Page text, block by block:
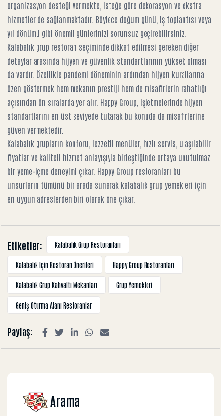
organizasyon desteği vermekte, isteğe göre dekorasyon ve ekstra
hizmetler de sağlanmaktadır. Böylece doğum günü, iş toplantısı veya
yıl dönümü gibi önemli günlerinizi sorunsuz geçirebilirsiniz.
Kalabalık grup restoran seçiminde dikkat edilmesi gereken diğer
detaylar arasında hijyen ve güvenlik standartlarının yüksek olması
da vardır. Özellikle pandemi döneminin ardından hijyen kurallarına
özen göstermek hem mekanın prestiji hem de misafirlerin rahatlığı
açısından ön sıralarda yer alır. Happy Group, işletmelerinde hijyen
standartlarını en üst seviyede tutarak bu konuda da misafirlerine
güven vermektedir.
Kalabalık grupların konforu, lezzetli menüler, hızlı servis, ulaşılabilir
fiyatlar ve kaliteli hizmet anlayışıyla birleştiğinde ortaya unutulmaz
bir yeme-içme deneyimi çıkar. Happy Group restoranları bu
unsurların tümünü bir arada sunarak kalabalık grup yemekleri için
en uygun adreslerden biri olarak öne çıkar.
Etiketler: Kalabalık Grup Restoranları
Kalabalık Için Restoran Önerileri Happy Group Restoranları
Kalabalık Grup Kahvaltı Mekanları Grup Yemekleri
Geniş Oturma Alanı Restoranlar
Paylaş:
Arama